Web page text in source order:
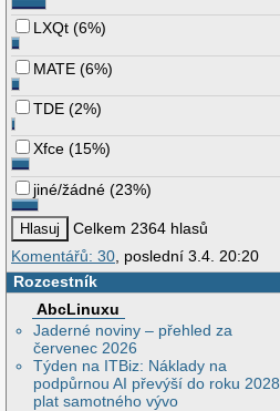
LXQt (6%)
MATE (6%)
TDE (2%)
Xfce (15%)
jiné/žádné (23%)
Celkem 2364 hlasů
Komentářů: 30, poslední 3.4. 20:20
Rozcestník
AbcLinuxu
Jaderné noviny – přehled za
červenec 2026
Týden na ITBiz: Náklady na
podpůrnou AI převýší do roku 2028
plat samotného vývo